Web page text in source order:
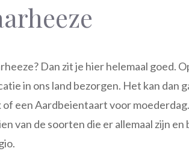
Dan zit je hier helemaal goed.
in ons land bezorgen. Het kan dan
een Aardbeientaart voor
van de soorten die er allemaal zijn